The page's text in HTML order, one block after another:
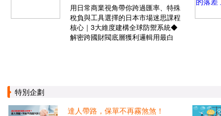
用日常商業視角帶你跨過匯率、特殊
稅負與工具選擇的日本市場迷思課程
核心｜3大維度建構全球防禦系統◆
解密跨國財閥底層獲利邏輯用最白
特別企劃
達人帶路，保單不再霧煞煞！